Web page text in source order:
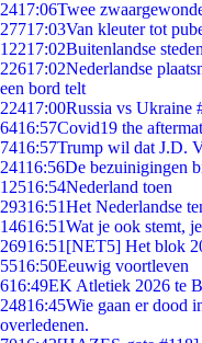
2417:06Twee
27717:03Van kleuter tot
12217:02Buitenlandse
22617:02Nederlandse
een bord telt
22417:00Russia vs Ukraine
6416:57Covid19 the
7416:57Trump wil dat J.D.
24116:56De bezuinigingen
12516:54Nederland toen
29316:51Het Nederlandse
14616:51Wat je ook stemt,
26916:51 [NET5] Het blok
5516:50Eeuwig voortleven
616:49EK Atletiek 2026 te
24816:45Wie gaan er dood
overledenen.